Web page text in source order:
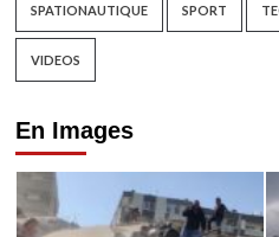
SPATIONAUTIQUE SPORT
VIDEOS
En Images